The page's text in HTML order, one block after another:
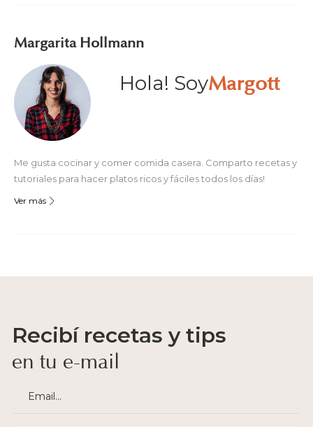
Margarita Hollmann
Hola! SoyMargott
Me gusta cocinar y comer comida casera. Comparto recetas y
tutoriales para hacer platos ricos y fáciles todos los días!
Ver más
Recibí recetas y tips